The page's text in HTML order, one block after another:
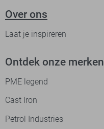
Over ons
Laat je inspireren
Ontdek onze merken
PME legend
Cast Iron
Petrol Industries